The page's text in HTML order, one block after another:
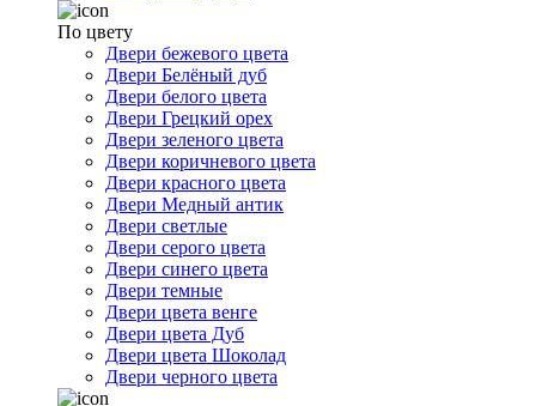
По цвету
Двери бежевого цвета
Двери Белёный дуб
Двери белого цвета
Двери Грецкий орех
Двери зеленого цвета
Двери коричневого цвета
Двери красного цвета
Двери Медный антик
Двери светлые
Двери серого цвета
Двери синего цвета
Двери темные
Двери цвета венге
Двери цвета Дуб
Двери цвета Шоколад
Двери черного цвета